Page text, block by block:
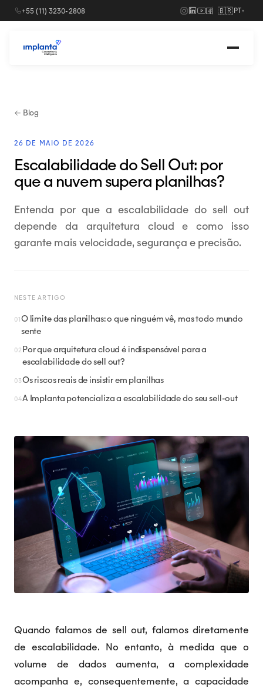
+55 (11) 3230-2808 🇧🇷PT▾
Agendar uma demo→
← Blog
26 DE MAIO DE 2026
Escalabilidade do Sell Out: por
que a nuvem supera planilhas?
Entenda por que a escalabilidade do sell out
depende da arquitetura cloud e como isso
garante mais velocidade, segurança e precisão.
NESTE ARTIGO
O limite das planilhas: o que ninguém vê, mas todo mundo
sente
Por que arquitetura cloud é indispensável para a
escalabilidade do sell out?
Os riscos reais de insistir em planilhas
A Implanta potencializa a escalabilidade do seu sell-out
Quando falamos de sell out, falamos diretamente
de escalabilidade. No entanto, à medida que o
volume de dados aumenta, a complexidade
acompanha e, consequentemente, a capacidade